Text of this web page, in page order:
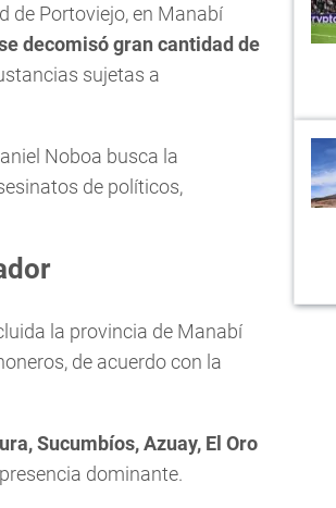
de Portoviejo, en Manabí
decomisó gran cantidad de
sujetas a
Noboa busca la
de políticos,
la provincia de Manabí
de acuerdo con la
Sucumbíos, Azuay, El Oro
dominante.